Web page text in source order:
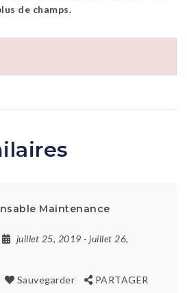
de champs.
Maintenance
juillet 25, 2019 - juillet 26,
Sauvegarder PARTAGER